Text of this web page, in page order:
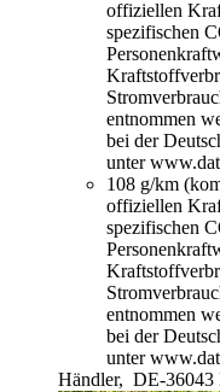
offiziellen
spezifischen
entnommen
bei der
unter
108 g/km
offiziellen
spezifischen
entnommen
bei der
unter
Händler, DE-36043